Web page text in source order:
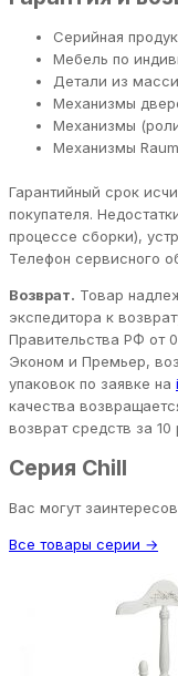
Серийная
Мебель по
Детали из
Механизмы
Механизмы
Механизмы
Гарантийный срок
покупателя.
процессе сборки),
Телефон сервисного
Возврат. Товар
экспедитора к
Правительства РФ от
Эконом и Премьер,
упаковок по заявке на
качества
возврат средств за 10
Серия Chill
Вас могут
Все товары серии →